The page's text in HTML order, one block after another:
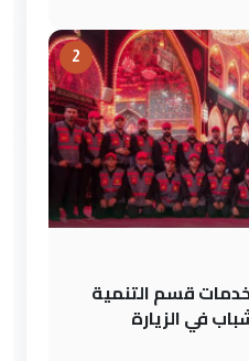
2
خدمات قسم التنمية
في الزيارة